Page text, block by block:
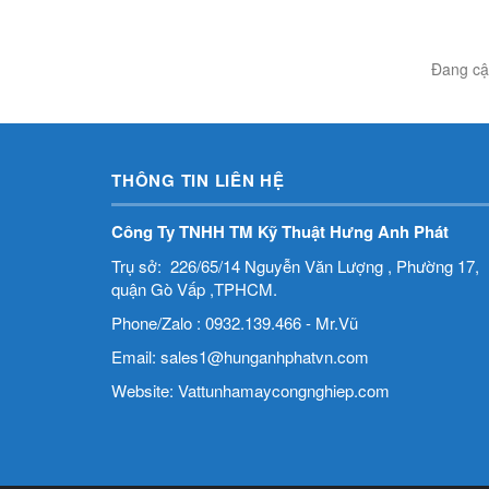
Đang
THÔNG TIN LIÊN HỆ
Công Ty TNHH TM Kỹ Thuật Hưng Anh Phát
Trụ sở: 226/65/14 Nguyễn Văn Lượng , Phường 17,
quận Gò Vấp ,TPHCM.
Phone/Zalo : 0932.139.466 - Mr.Vũ
Email: sales1@hunganhphatvn.com
Website: Vattunhamaycongnghiep.com